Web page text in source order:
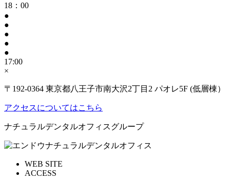
18：00
●
●
●
●
●
17:00
×
〒192-0364 東京都八王子市南大沢2丁目2 パオレ5F (低層棟）
アクセスについてはこちら
ナチュラルデンタルオフィスグループ
WEB SITE
ACCESS